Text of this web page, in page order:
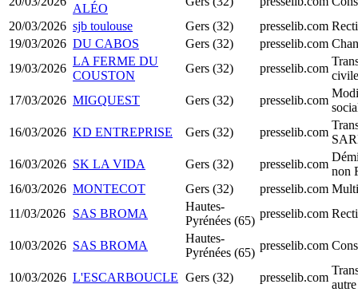
ALÉO
20/03/2026 sjb toulouse Gers (32) presselib.com
19/03/2026 DU CABOS Gers (32) presselib.com
19/03/2026
LA FERME DU
COUSTON
Gers (32) presselib.com
17/03/2026 MIGQUEST Gers (32) presselib.com
16/03/2026 KD ENTREPRISE Gers (32) presselib.com
16/03/2026 SK LA VIDA Gers (32) presselib.com
non
16/03/2026 MONTECOT Gers (32) presselib.com
11/03/2026 SAS BROMA
Hautes-
Pyrénées (65)
presselib.com
10/03/2026 SAS BROMA
Hautes-
Pyrénées (65)
presselib.com
10/03/2026 L'ESCARBOUCLE Gers (32) presselib.com